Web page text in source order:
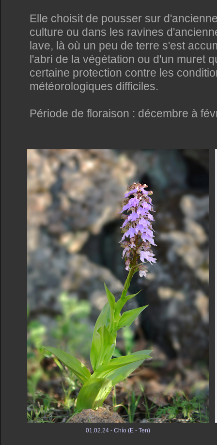
Elle choisit de pousser sur
culture ou dans les ravines
lave, là où un peu de terre s'est
l'abri de la végétation ou d'un muret
certaine protection contre les
météorologiques difficiles.
Période de floraison : décembre à
01.02.24 - Chío (E - Ten)